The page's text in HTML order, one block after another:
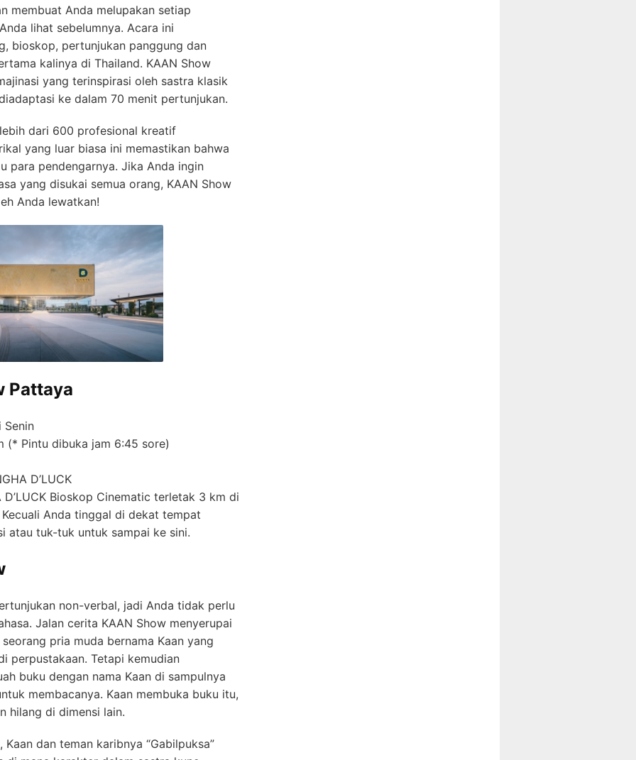
membuat Anda melupakan setiap
lihat sebelumnya. Acara ini
bioskop, pertunjukan panggung dan
kalinya di Thailand. KAAN Show
yang terinspirasi oleh sastra klasik
ke dalam 70 menit pertunjukan.
dari 600 profesional kreatif
yang luar biasa ini memastikan bahwa
para pendengarnya. Jika Anda ingin
yang disukai semua orang, KAAN Show
Anda lewatkan!
Pattaya
Senin
(* Pintu dibuka jam 6:45 sore)
D’LUCK
D’LUCK Bioskop Cinematic terletak 3 km di
Anda tinggal di dekat tempat
atau tuk-tuk untuk sampai ke sini.
non-verbal, jadi Anda tidak perlu
Jalan cerita KAAN Show menyerupai
pria muda bernama Kaan yang
perpustakaan. Tetapi kemudian
buku dengan nama Kaan di sampulnya
membacanya. Kaan membuka buku itu,
hilang di dimensi lain.
dan teman karibnya “Gabilpuksa”